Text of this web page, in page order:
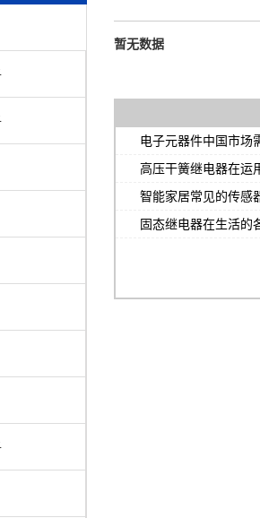
暂无数据
电子元器件中国市场
高压干簧继电器在运
特点介绍
智能家居常见的传感
些特点？
固态继电器在生活的